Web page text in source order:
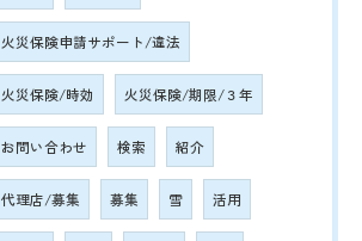
火災保険申請サポート/違法
火災保険/時効 火災保険/期限/３年
お問い合わせ 検索 紹介
代理店/募集 募集 雪 活用